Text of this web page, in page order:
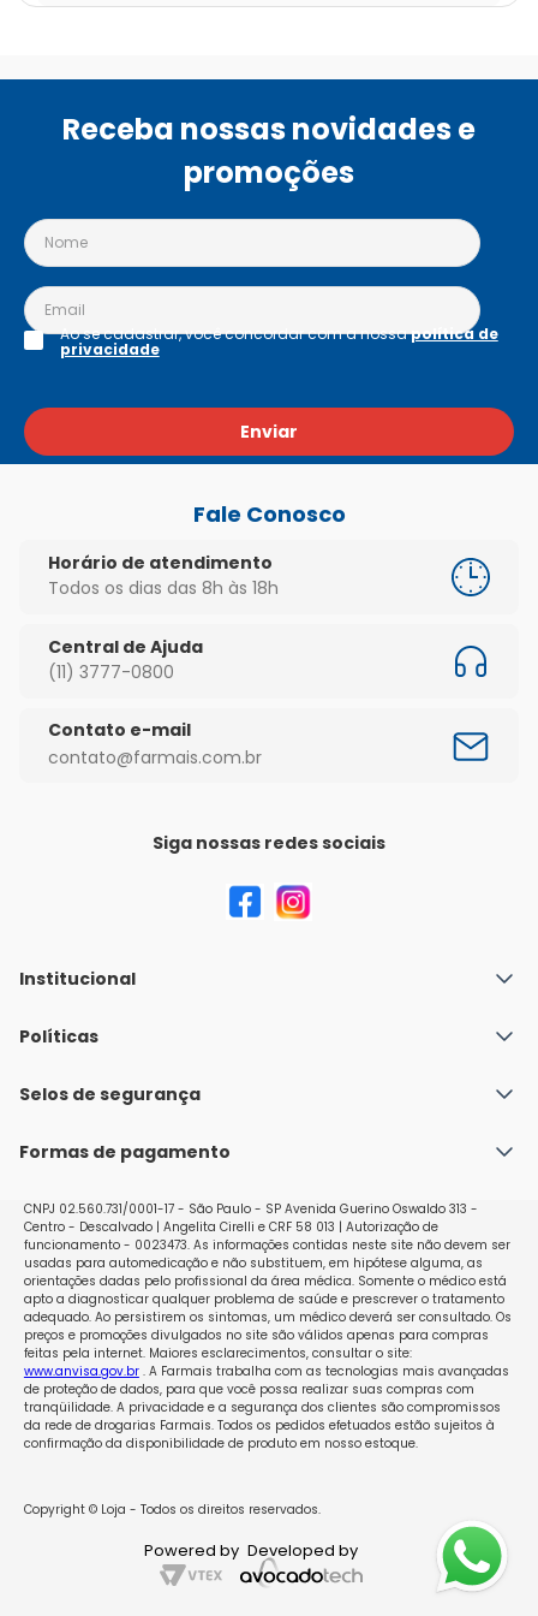
Receba nossas novidades e
promoções
Enviar
Ao se cadastrar, você concordar com a nossapolítica de
privacidade
Fale Conosco
Horário de atendimento
Todos os dias das 8h às 18h
Central de Ajuda
(11) 3777-0800
Contato e-mail
contato@farmais.com.br
Siga nossas redes sociais
Institucional
Quem Somos
Nossas lojas
Políticas
Política de Envio
Políticas de Trocas e Devoluções
Selos de segurança
Formas de pagamento
CNPJ 02.560.731/0001-17 - São Paulo - SP Avenida Guerino Oswaldo 313 -
Centro - Descalvado | Angelita Cirelli e CRF 58 013 | Autorização de
funcionamento - 0023473. As informações contidas neste site não devem ser
usadas para automedicação e não substituem, em hipótese alguma, as
orientações dadas pelo profissional da área médica. Somente o médico está
apto a diagnosticar qualquer problema de saúde e prescrever o tratamento
adequado. Ao persistirem os sintomas, um médico deverá ser consultado. Os
preços e promoções divulgados no site são válidos apenas para compras
feitas pela internet. Maiores esclarecimentos, consultar o site:
www.anvisa.gov.br. A Farmais trabalha com as tecnologias mais avançadas
de proteção de dados, para que você possa realizar suas compras com
tranqüilidade. A privacidade e a segurança dos clientes são compromissos
da rede de drogarias Farmais. Todos os pedidos efetuados estão sujeitos à
confirmação da disponibilidade de produto em nosso estoque.
Copyright © Loja - Todos os direitos reservados.
Powered by Developed by